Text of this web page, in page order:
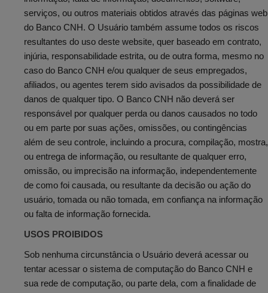
serviços, ou outros materiais obtidos através das páginas web
do Banco CNH. O Usuário também assume todos os riscos
resultantes do uso deste website, quer baseado em contrato,
injúria, responsabilidade estrita, ou de outra forma, mesmo no
caso do Banco CNH e/ou qualquer de seus empregados,
afiliados, ou agentes terem sido avisados da possibilidade de
danos de qualquer tipo. O Banco CNH não deverá ser
responsável por qualquer perda ou danos causados no todo
ou em parte por suas ações, omissões, ou contingências
além de seu controle, incluindo a procura, compilação, mostra,
ou entrega de informação, ou resultante de qualquer erro,
omissão, ou imprecisão na informação, independentemente
de como foi causada, ou resultante da decisão ou ação do
usuário, tomada ou não tomada, em confiança na informação
ou falta de informação fornecida.
USOS PROIBIDOS
Sob nenhuma circunstância o Usuário deverá acessar ou
tentar acessar o sistema de computação do Banco CNH e
sua rede de computação, ou parte dela, com a finalidade de